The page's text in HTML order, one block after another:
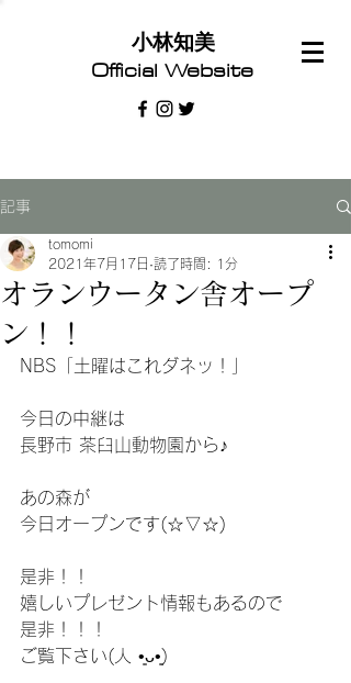
Official Website
​小林知美
記事
オランウータン舎オープ
ン！！
tomomi
2021年7月17日 読了時間: 1分
NBS「土曜はこれダネッ！」
今日の中継は
長野市 茶臼山動物園から♪
あの森が
今日オープンです(☆▽☆)
是非！！
嬉しいプレゼント情報もあるので
是非！！！
ご覧下さい(人 •͈ᴗ•͈)